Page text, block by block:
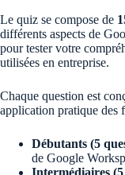
Le quiz se compose de
différents aspects de
pour tester votre
utilisées en entreprise.
Chaque question est
application pratique des
Débutants (5
de Google
Intermédiaires